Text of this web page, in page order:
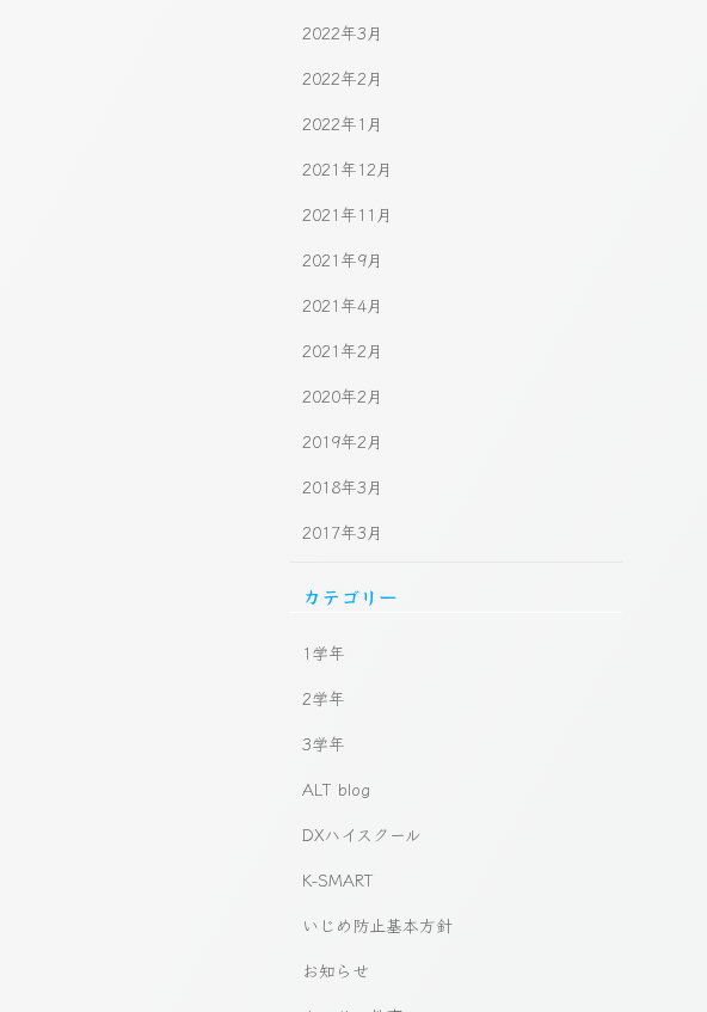
2022年3月
2022年2月
2022年1月
2021年12月
2021年11月
2021年9月
2021年4月
2021年2月
2020年2月
2019年2月
2018年3月
2017年3月
カテゴリー
1学年
2学年
3学年
ALT blog
DXハイスクール
K-SMART
いじめ防止基本方針
お知らせ